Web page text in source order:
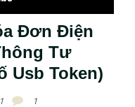
Đơn Điện
Tư
Usb Token)
1